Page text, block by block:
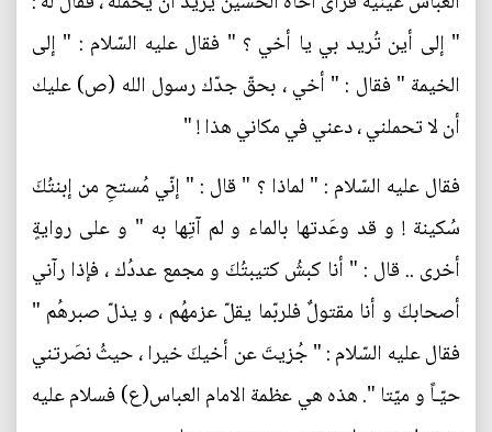
" إلى أين تُريد بي يا أخي ؟ " فقال عليه السّلام : " إلى
الخيمة " فقال : " أخي ، بحقّ جدّك رسول الله (ص) عليك
أن لا تحملني ، دعني في مكاني هذا ! "
فقال عليه السّلام : " لماذا ؟ " قال : " إنّي مُستحِ من إبنتُكَ
سُكينة ! و قد وعَدتها بالماء و لم آتِها به " و على روايةٍ
أخرى .. قال : " أنا كبشُ كتيبتُكَ و مجمع عددُك ، فإذا رآني
أصحابكَ و أنا مقتولٌ فلربّما يقلّ عزمهُم ، و يذلّ صبرهُم "
فقال عليه السّلام : " جُزيتَ عن أخيكَ خيرا ، حيثُ نصَرتني
حيّـاً و ميّتا ". هذه هي عظمة الامام العباس(ع) فسلام عليه